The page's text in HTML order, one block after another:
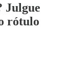
Julgue
rótulo